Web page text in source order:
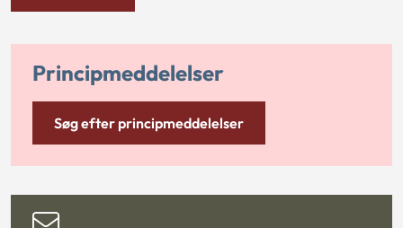
Principmeddelelser
Søg efter principmeddelelser